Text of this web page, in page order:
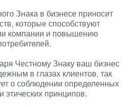
Знака в бизнесе приносит
которые способствуют
компании и повышению
Честному Знаку ваш бизнес
в глазах клиентов, так
о соблюдении определенных
этических принципов.